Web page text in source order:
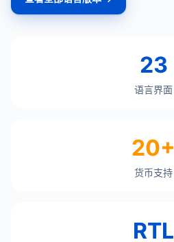
23
语言界面
20+
货币支持
RTL